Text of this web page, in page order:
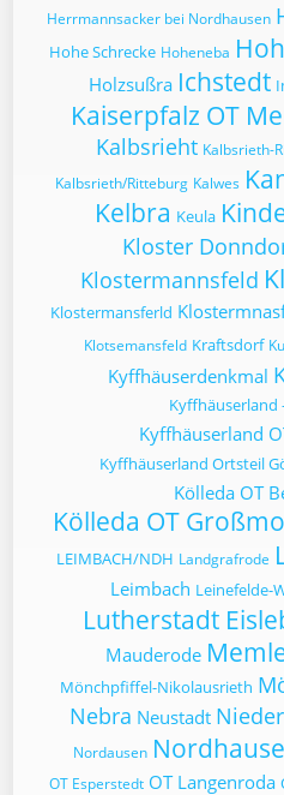
Herrmannsacker bei Nordhausen
Hohe Schrecke Hoheneba
Holzsußra Ichstedt
Kaiserpfalz OT
Kalbsrieht Kalbsrieth-
Kalbsrieth/Ritteburg Kalwes
Kelbra Keula
Kloster
Klostermannsfeld
Klostermansferld
Klotsemansfeld Kraftsdorf
Kyffhäuserdenkmal
Kyffhäuserland
Kyffhäuserland
Kyffhäuserland Ortsteil
Kölleda OT
Kölleda OT
LEIMBACH/NDH Landgrafrode
Leimbach Leinefelde-
Lutherstadt
Mauderode
Mönchpfiffel-Nikolausrieth
Nebra Neustadt
Nordausen
OT Esperstedt OT Langenroda